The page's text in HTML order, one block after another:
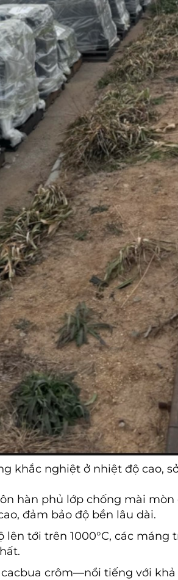
khắc nghiệt ở nhiệt độ cao,
hàn phủ lớp chống mài
đảm bảo độ bền lâu dài.
tới trên 1000°C, các máng
crôm—nổi tiếng với